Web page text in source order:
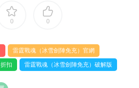
0 0
雷霆戰魂（冰雪劍陣免充）官網
扣
雷霆戰魂（冰雪劍陣免充）破解版